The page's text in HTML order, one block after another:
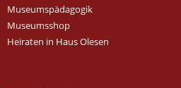
Museumspädagogik
Museumsshop
Heiraten in Haus Olesen